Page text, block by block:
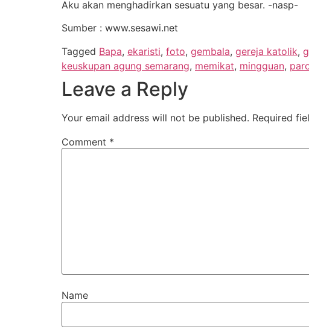
Aku akan menghadirkan sesuatu yang besar. -nasp-
Sumber : www.sesawi.net
Tagged Bapa, ekaristi, foto, gembala, gereja katolik,
keuskupan agung semarang, memikat, mingguan,
Leave a Reply
Your email address will not be published. Required
Comment *
Name